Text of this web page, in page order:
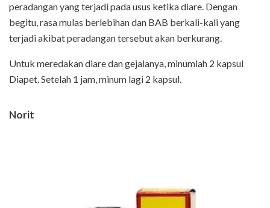
peradangan yang terjadi pada usus ketika diare. Dengan
begitu, rasa mulas berlebihan dan BAB berkali-kali yang
terjadi akibat peradangan tersebut akan berkurang.
Untuk meredakan diare dan gejalanya, minumlah 2 kapsul
Diapet. Setelah 1 jam, minum lagi 2 kapsul.
Norit